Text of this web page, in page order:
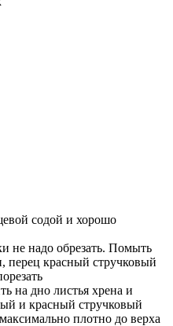
содой и хорошо
не надо обрезать. Помыть
перец красный стручковый
на дно листья хрена и
и красный стручковый
плотно до верха